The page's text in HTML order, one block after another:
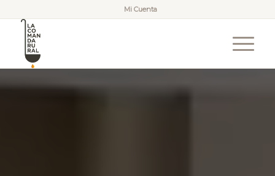
Mi Cuenta